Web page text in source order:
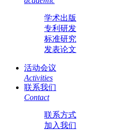
学术出版
专利研发
标准研究
发表论文
活动会议
Activities
联系我们
Contact
联系方式
加入我们